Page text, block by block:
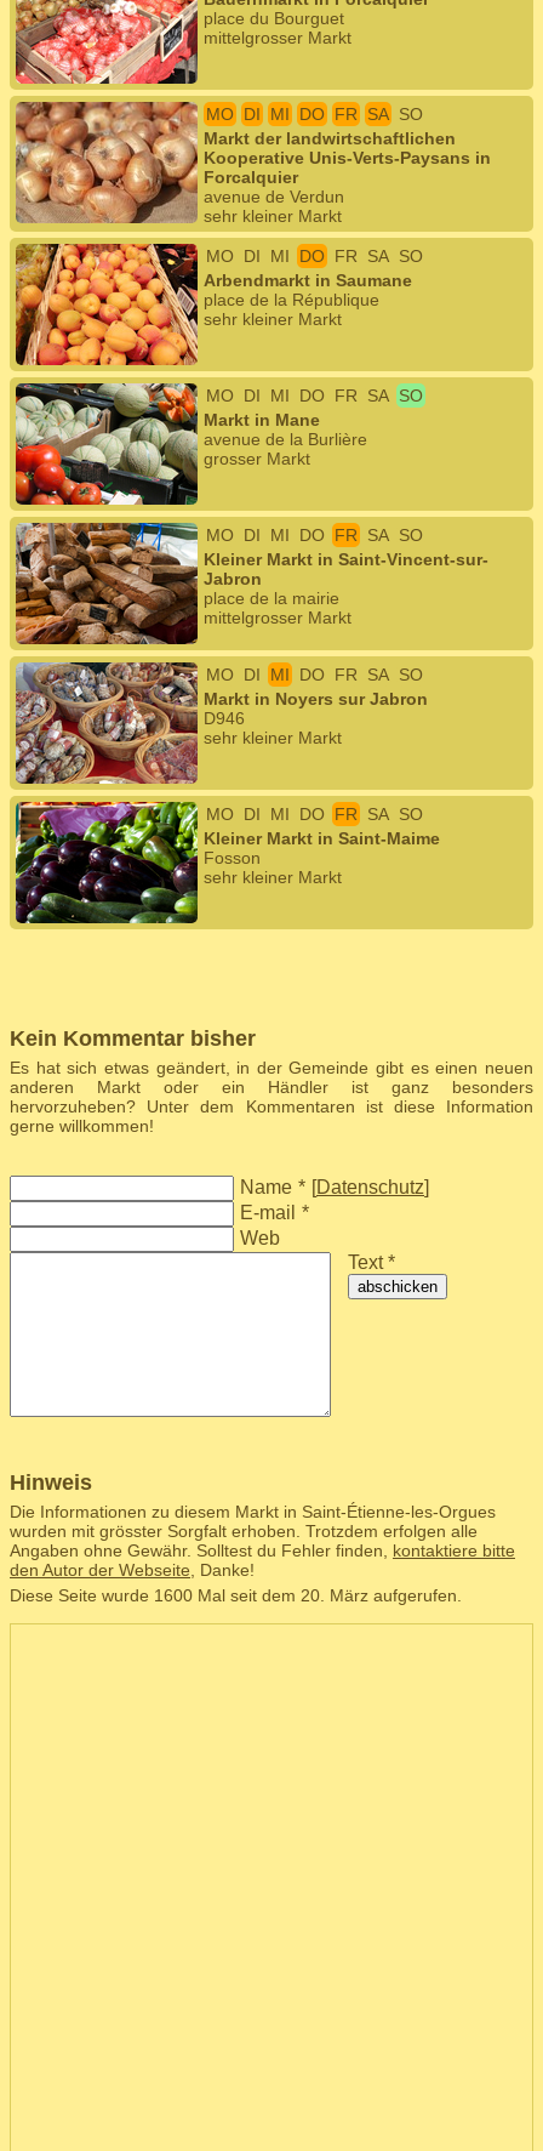
place du Bourguet
mittelgrosser Markt
MO DI MI DO FR SA SO
Markt der landwirtschaftlichen
Kooperative Unis-Verts-Paysans in
Forcalquier
avenue de Verdun
sehr kleiner Markt
MO DI MI DO FR SA SO
Arbendmarkt in Saumane
place de la République
sehr kleiner Markt
MO DI MI DO FR SA SO
Markt in Mane
avenue de la Burlière
grosser Markt
MO DI MI DO FR SA SO
Kleiner Markt in Saint-Vincent-sur-
Jabron
place de la mairie
mittelgrosser Markt
MO DI MI DO FR SA SO
Markt in Noyers sur Jabron
D946
sehr kleiner Markt
MO DI MI DO FR SA SO
Kleiner Markt in Saint-Maime
Fosson
sehr kleiner Markt
Kein Kommentar bisher
Es hat sich etwas geändert, in der Gemeinde gibt es einen neuen
anderen Markt oder ein Händler ist ganz besonders
hervorzuheben? Unter dem Kommentaren ist diese Information
gerne willkommen!
Name * [Datenschutz]
E-mail *
Web
Text *
abschicken
Hinweis
Die Informationen zu diesem Markt in Saint-Étienne-les-Orgues
wurden mit grösster Sorgfalt erhoben. Trotzdem erfolgen alle
Angaben ohne Gewähr. Solltest du Fehler finden, kontaktiere bitte
den Autor der Webseite , Danke!
Diese Seite wurde 1600 Mal seit dem 20. März aufgerufen.